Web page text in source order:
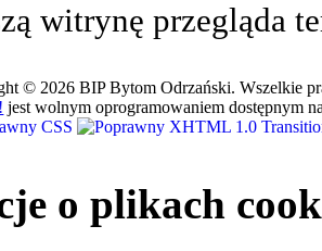
witrynę przegląda
© 2026 BIP Bytom Odrzański. Wszelkie
jest wolnym oprogramowaniem dostępnym
o plikach